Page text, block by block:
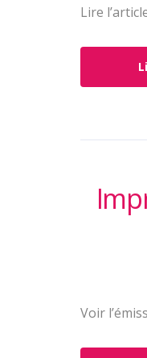
Lire
Voir